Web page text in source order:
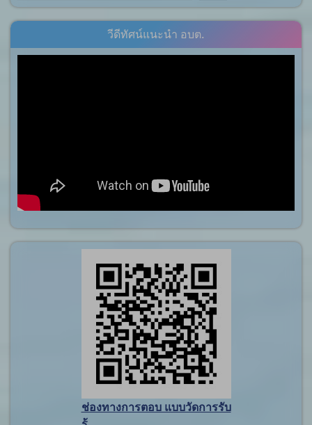
วีดีทัศน์แนะนำ อบต.
ช่องทางการตอบ แบบวัดการรับ